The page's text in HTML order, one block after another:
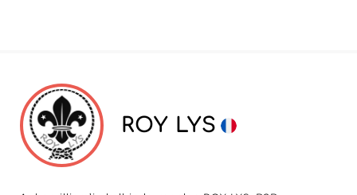
ROY LYS